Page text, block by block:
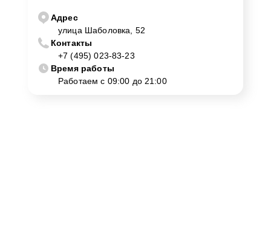
Адрес
улица Шаболовка, 52
Контакты
+7 (495) 023-83-23
Время работы
Работаем с 09:00 до 21:00